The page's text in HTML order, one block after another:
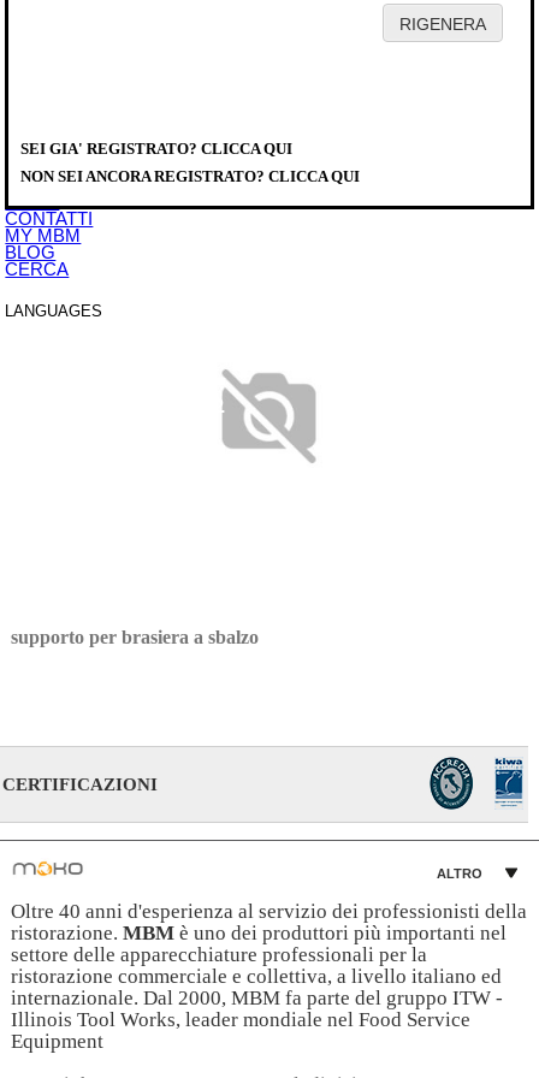
SERVICE
DOWNLOAD
EVENTI
NEWS
CONTATTI
MY MBM
BLOG
CERCA
LANGUAGES
FRANCAIS
SEI GIA' REGISTRATO? CLICCA QUI
NON SEI ANCORA REGISTRATO? CLICCA QUI
PRODOTTI >
A980007
supporto per brasiera a sbalzo
CERTIFICAZIONI
ALTRO
Oltre 40 anni d'esperienza al servizio dei professionisti della
ristorazione. MBMè uno dei produttori più importanti nel
settore delle apparecchiature professionali per la
ristorazione commerciale e collettiva, a livello italiano ed
internazionale. Dal 2000, MBM fa parte del gruppo ITW -
Illinois Tool Works, leader mondiale nel Food Service
Equipment